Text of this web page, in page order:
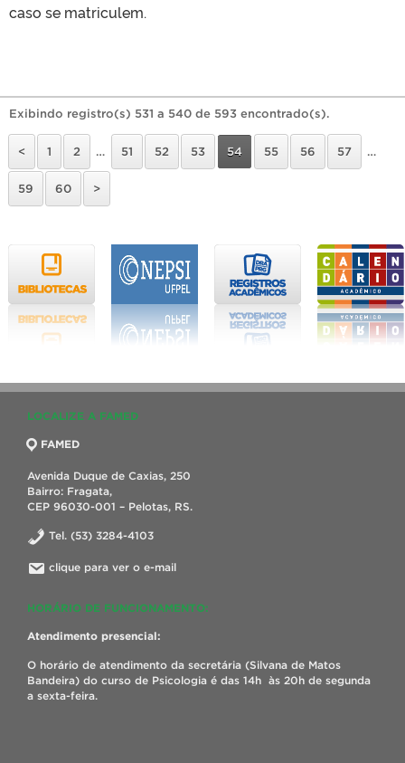
caso se matriculem.
Exibindo registro(s) 531 a 540 de 593 encontrado(s).
< 1 2 … 51 52 53 54 55 56 57 …
59 60 >
LOCALIZE A FAMED
FAMED
Avenida Duque de Caxias, 250
Bairro: Fragata,
CEP 96030-001 – Pelotas, RS.
Tel. (53) 3284-4103
clique para ver o e-mail
HORÁRIO DE FUNCIONAMENTO:
Atendimento presencial:
O horário de atendimento da secretária (Silvana de Matos
Bandeira) do curso de Psicologia é das 14h às 20h de segunda
a sexta-feira.